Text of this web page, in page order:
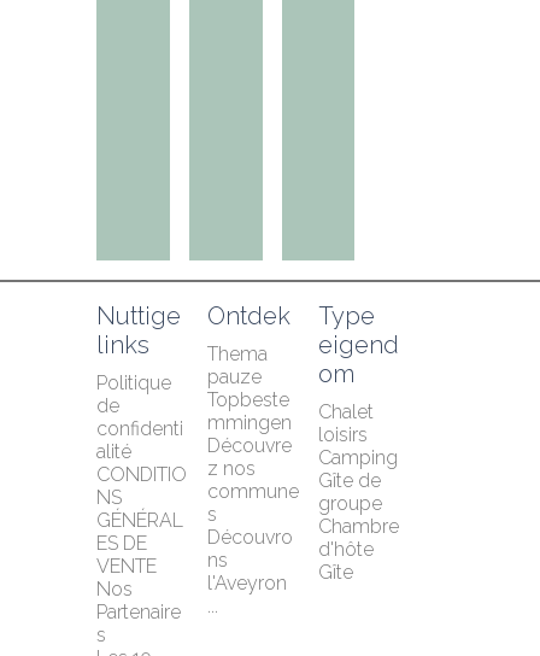
Nuttige
links
Politique
de
confidenti
alité
CONDITIO
NS
GÉNÉRAL
ES DE
VENTE
Nos
Partenaire
s
Ontdek
Thema
pauze
Topbeste
mmingen
Découvre
z nos
commune
s
Découvro
ns
l'Aveyron
...
Type
eigend
om
Chalet
loisirs
Camping
Gîte de
groupe
Chambre
d'hôte
Gîte